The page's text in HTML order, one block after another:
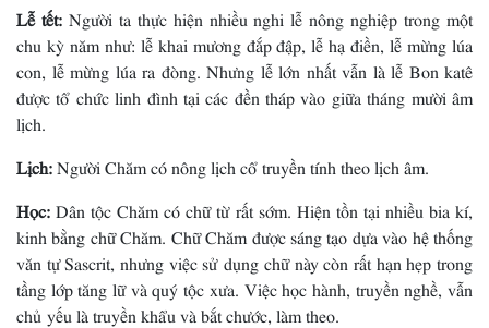
Lễ tết:Người ta thực hiện nhiều nghi lễ nông nghiệp trong một
chu kỳ năm như: lễ khai mương đắp đập, lễ hạ điền, lễ mừng lúa
con, lễ mừng lúa ra đòng. Nhưng lễ lớn nhất vẫn là lễ Bon katê
được tổ chức linh đình tại các đền tháp vào giữa tháng mười âm
lịch.
Lịch:Người Chăm có nông lịch cổ truyền tính theo lịch âm.
Học:Dân tộc Chăm có chữ từ rất sớm. Hiện tồn tại nhiều bia kí,
kinh bằng chữ Chăm. Chữ Chăm được sáng tạo dựa vào hệ thống
văn tự Sascrit, nhưng việc sử dụng chữ này còn rất hạn hẹp trong
tầng lớp tăng lữ và quý tộc xưa. Việc học hành, truyền nghề, vẫn
chủ yếu là truyền khẩu và bắt chước, làm theo.